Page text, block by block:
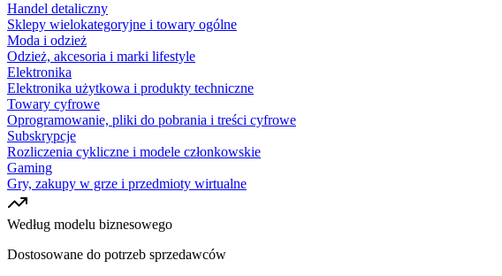
Handel detaliczny
Sklepy wielokategoryjne i towary ogólne
Moda i odzież
Odzież, akcesoria i marki lifestyle
Elektronika
Elektronika użytkowa i produkty techniczne
Towary cyfrowe
Oprogramowanie, pliki do pobrania i treści cyfrowe
Subskrypcje
Rozliczenia cykliczne i modele członkowskie
Gaming
Gry, zakupy w grze i przedmioty wirtualne
Według modelu biznesowego
Dostosowane do potrzeb sprzedawców